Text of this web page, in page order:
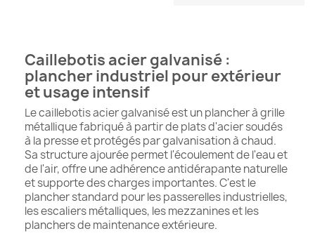
Caillebotis acier galvanisé :
plancher industriel pour extérieur
et usage intensif
Le caillebotis acier galvanisé est un plancher à grille
métallique fabriqué à partir de plats d'acier soudés
à la presse et protégés par galvanisation à chaud.
Sa structure ajourée permet l'écoulement de l'eau et
de l'air, offre une adhérence antidérapante naturelle
et supporte des charges importantes. C'est le
plancher standard pour les passerelles industrielles,
les escaliers métalliques, les mezzanines et les
planchers de maintenance extérieure.